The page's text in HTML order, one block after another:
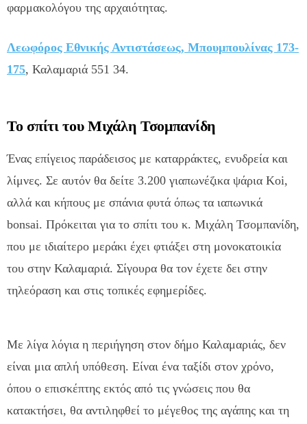
φαρμακολόγου της αρχαιότητας.
Λεωφόρος Εθνικής Αντιστάσεως, Μπουμπουλίνας 173-
175, Καλαμαριά 551 34.
Το σπίτι του Μιχάλη Τσομπανίδη
Ένας επίγειος παράδεισος με καταρράκτες, ενυδρεία και
λίμνες. Σε αυτόν θα δείτε 3.200 γιαπωνέζικα ψάρια Koi,
αλλά και κήπους με σπάνια φυτά όπως τα ιαπωνικά
bonsai. Πρόκειται για το σπίτι του κ. Μιχάλη Τσομπανίδη,
που με ιδιαίτερο μεράκι έχει φτιάξει στη μονοκατοικία
του στην Καλαμαριά. Σίγουρα θα τον έχετε δει στην
τηλεόραση και στις τοπικές εφημερίδες.
Με λίγα λόγια η περιήγηση στον δήμο Καλαμαριάς, δεν
είναι μια απλή υπόθεση. Είναι ένα ταξίδι στον χρόνο,
όπου ο επισκέπτης εκτός από τις γνώσεις που θα
κατακτήσει, θα αντιληφθεί το μέγεθος της αγάπης και τη